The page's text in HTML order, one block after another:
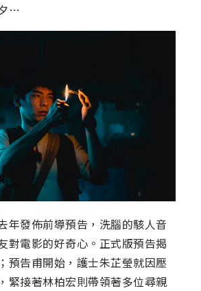
…
年發佈前導預告，洗腦的駭人音
對電影的好奇心。正式版預告揭
預告甫開始，護士朱芷瑩就因壓
緊接著林柏宏則帶領著多位尋親